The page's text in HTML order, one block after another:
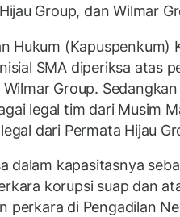
Group, dan Wilmar
Hukum (Kapuspenkum)
SMA diperiksa atas
Group. Sedangkan
legal tim dari Musim
dari Permata Hijau
dalam kapasitasnya
korupsi suap dan
perkara di Pengadilan